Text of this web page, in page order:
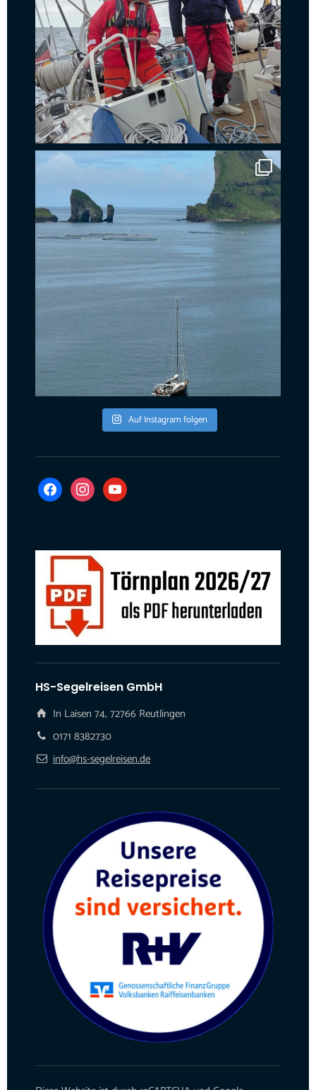
Auf Instagram folgen
facebookinstagramyoutube
HS-Segelreisen GmbH
In Laisen 74, 72766 Reutlingen
0171 8382730
info@hs-segelreisen.de